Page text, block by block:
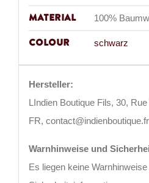
Material 100%
Colour schwarz
Hersteller:
LIndien Boutique Fils, 30,
FR, contact@indienboutique.fr
Warnhinweise und
Es liegen keine Warnhinweise